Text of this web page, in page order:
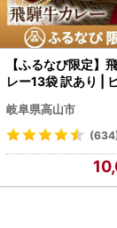
【ふるなび限定】
レー13袋 訳あり | ビーフ
CP01 FN-
岐阜県高山市